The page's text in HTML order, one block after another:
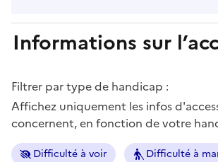
Informations sur
Filtrer par type de handicap :
Affichez uniquement les infos
concernent, en fonction de votre
Difficulté à voir Difficulté à